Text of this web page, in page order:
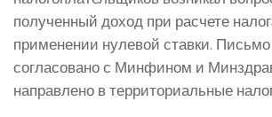
полученный доход при расчете
применении нулевой ставки.
согласовано с Минфином и
направлено в территориальные